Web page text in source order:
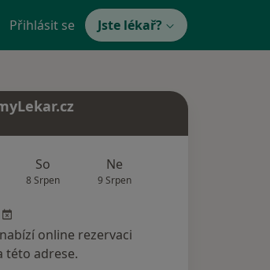
Přihlásit se Jste lékař?
So
8 Srpen
Ne
9 Srpen
online rezervaci
této adrese.